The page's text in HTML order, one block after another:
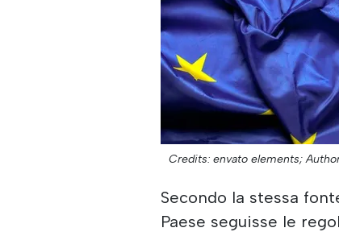
Credits: envato elements;
Secondo la stessa
Paese seguisse le